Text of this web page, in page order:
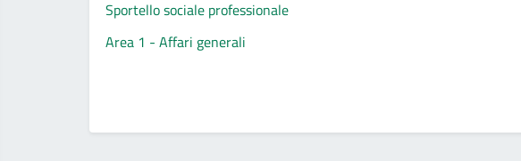
Sportello sociale professionale
Area 1 - Affari generali